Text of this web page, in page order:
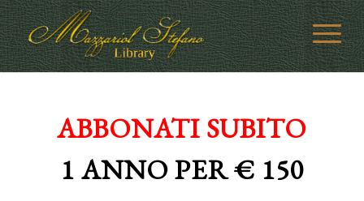
ABBONATI SUBITO
1 ANNO PER € 150